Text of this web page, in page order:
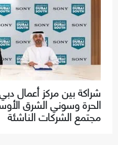
شراكة بين مركز أعمال
الحرة وسوني الشرق
مجتمع الشركات الناشئة